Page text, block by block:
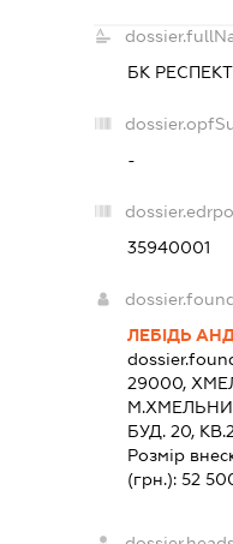
БК
-
35940001
ЛЕБІДЬ
29000,
БУД. 20,
Розмір
(грн.):52